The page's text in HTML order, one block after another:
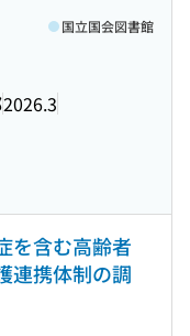
2026.3
国立国会図書館
を含む高齢者
連携体制の調